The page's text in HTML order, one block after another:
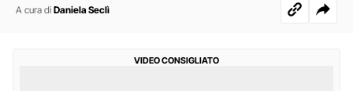
A cura di Daniela Seclì
VIDEO CONSIGLIATO